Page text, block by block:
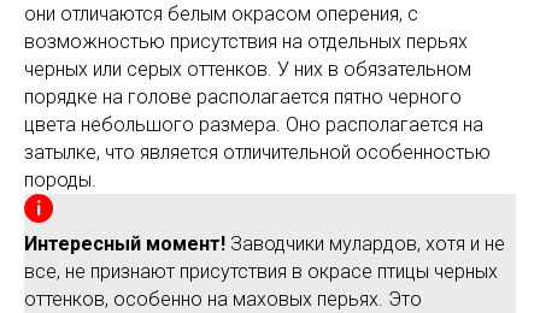
они отличаются белым окрасом оперения, с
возможностью присутствия на отдельных перьях
черных или серых оттенков. У них в обязательном
порядке на голове располагается пятно черного
цвета небольшого размера. Оно располагается на
затылке, что является отличительной особенностью
породы.
Интересный момент! Заводчики мулардов, хотя и не
все, не признают присутствия в окрасе птицы черных
оттенков, особенно на маховых перьях. Это